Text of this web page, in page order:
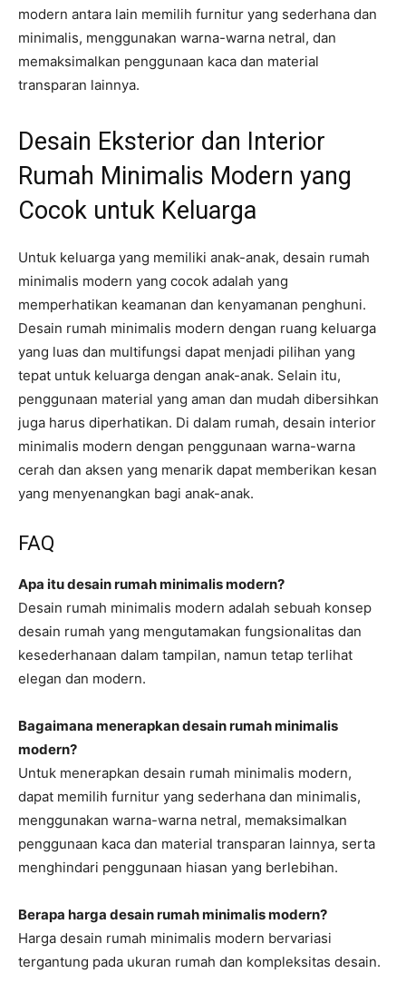
modern antara lain memilih furnitur yang sederhana dan
minimalis, menggunakan warna-warna netral, dan
memaksimalkan penggunaan kaca dan material
transparan lainnya.
Desain Eksterior dan Interior
Rumah Minimalis Modern yang
Cocok untuk Keluarga
Untuk keluarga yang memiliki anak-anak, desain rumah
minimalis modern yang cocok adalah yang
memperhatikan keamanan dan kenyamanan penghuni.
Desain rumah minimalis modern dengan ruang keluarga
yang luas dan multifungsi dapat menjadi pilihan yang
tepat untuk keluarga dengan anak-anak. Selain itu,
penggunaan material yang aman dan mudah dibersihkan
juga harus diperhatikan. Di dalam rumah, desain interior
minimalis modern dengan penggunaan warna-warna
cerah dan aksen yang menarik dapat memberikan kesan
yang menyenangkan bagi anak-anak.
FAQ
Apa itu desain rumah minimalis modern?
Desain rumah minimalis modern adalah sebuah konsep
desain rumah yang mengutamakan fungsionalitas dan
kesederhanaan dalam tampilan, namun tetap terlihat
elegan dan modern.
Bagaimana menerapkan desain rumah minimalis
modern?
Untuk menerapkan desain rumah minimalis modern,
dapat memilih furnitur yang sederhana dan minimalis,
menggunakan warna-warna netral, memaksimalkan
penggunaan kaca dan material transparan lainnya, serta
menghindari penggunaan hiasan yang berlebihan.
Berapa harga desain rumah minimalis modern?
Harga desain rumah minimalis modern bervariasi
tergantung pada ukuran rumah dan kompleksitas desain.